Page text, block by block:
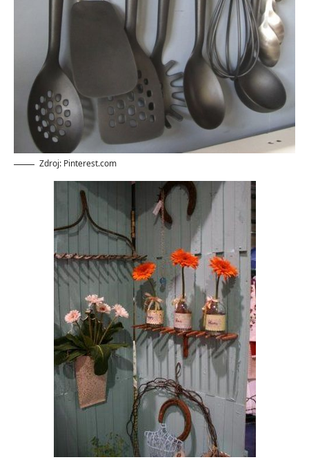
Zdroj: Pinterest.com